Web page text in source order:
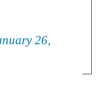
26,